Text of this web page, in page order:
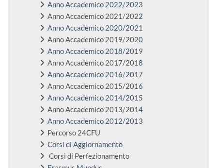
Anno Accademico 2022/2023
Anno Accademico 2021/2022
Anno Accademico 2020/2021
Anno Accademico 2019/2020
Anno Accademico 2018/2019
Anno Accademico 2017/2018
Anno Accademico 2016/2017
Anno Accademico 2015/2016
Anno Accademico 2014/2015
Anno Accademico 2013/2014
Anno Accademico 2012/2013
Percorso 24CFU
Corsi di Aggiornamento
Corsi di Perfezionamento